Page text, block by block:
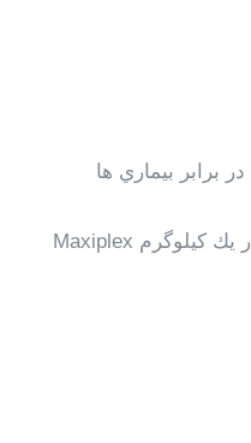
برابر بيماري ها
يك كيلوگرم Maxiplex